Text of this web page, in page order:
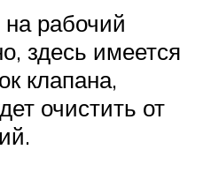
рабочий
здесь имеется
клапана,
очистить от